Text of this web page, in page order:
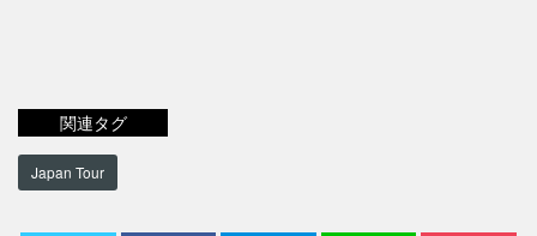
関連タグ
Japan Tour